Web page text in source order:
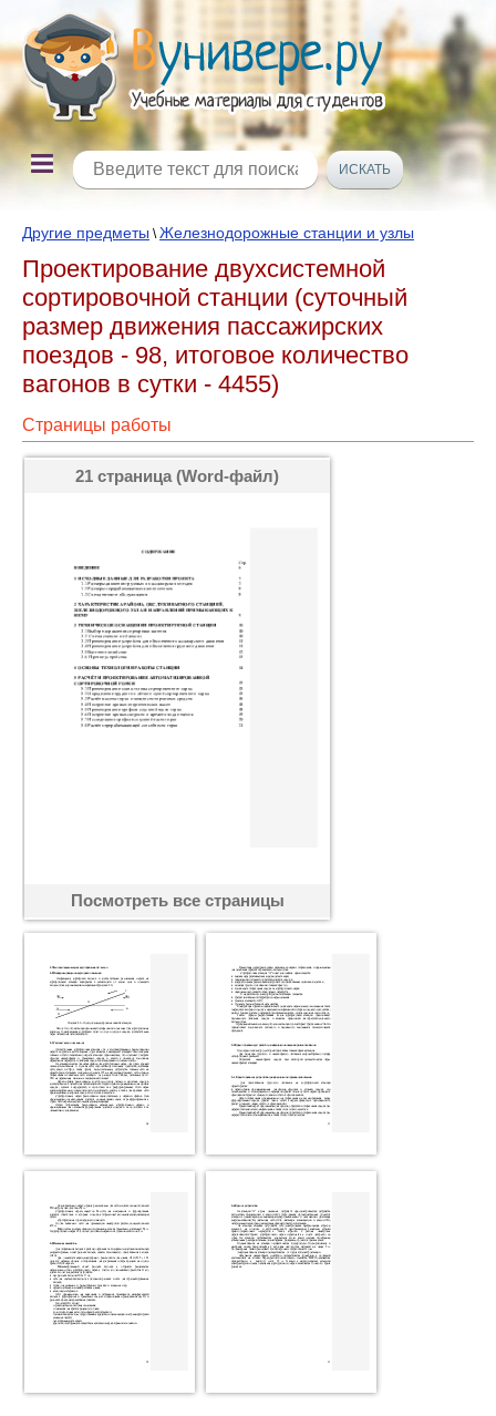
Другие предметы \Железнодорожные станции и узлы
Проектирование двухсистемной
сортировочной станции (суточный
размер движения пассажирских
поездов - 98, итоговое количество
вагонов в сутки - 4455)
Страницы работы
21 страница (Word-файл)
Посмотреть все страницы